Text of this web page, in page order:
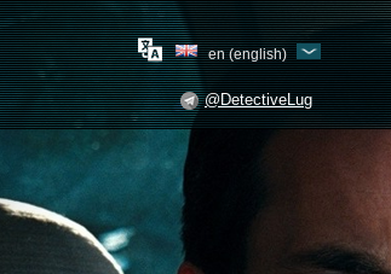
en (english)
@DetectiveLug